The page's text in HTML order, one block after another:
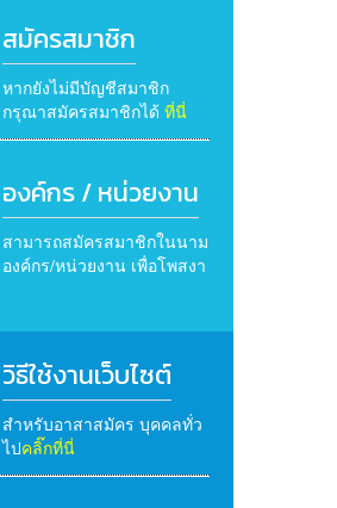
สมัครสมาชิก
หากยังไม่มีบัญชีสมาชิก
กรุณาสมัครสมาชิกได้ ที่นี่
องค์กร / หน่วยงาน
สามารถสมัครสมาชิกในนาม
องค์กร/หน่วยงาน เพื่อโพสงา
วิธีใช้งานเว็บไซต์
สำหรับอาสาสมัคร บุคคลทั่ว
ไปคลิ๊กที่นี่